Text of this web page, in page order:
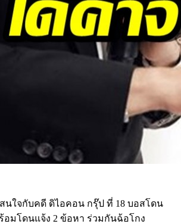
นใจกับคดี ดิไอคอน กรุ๊ป ที่ 18 บอสโดน
อมโดนแจ้ง 2 ข้อหา ร่วมกันฉ้อโกง